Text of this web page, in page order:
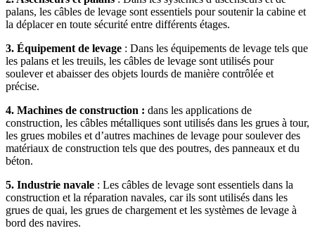
palans, les câbles de levage sont essentiels pour soutenir la cabine et
la déplacer en toute sécurité entre différents étages.
3. Équipement de levage : Dans les équipements de levage tels que
les palans et les treuils, les câbles de levage sont utilisés pour
soulever et abaisser des objets lourds de manière contrôlée et
précise.
4. Machines de construction : dans les applications de
construction, les câbles métalliques sont utilisés dans les grues à tour,
les grues mobiles et d’autres machines de levage pour soulever des
matériaux de construction tels que des poutres, des panneaux et du
béton.
5. Industrie navale : Les câbles de levage sont essentiels dans la
construction et la réparation navales, car ils sont utilisés dans les
grues de quai, les grues de chargement et les systèmes de levage à
bord des navires.